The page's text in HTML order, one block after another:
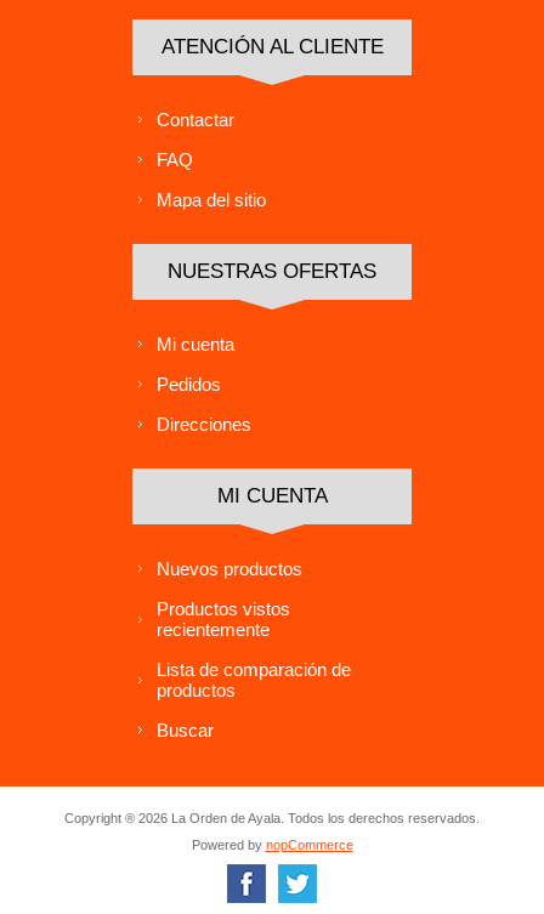
ATENCIÓN AL CLIENTE
Contactar
FAQ
Mapa del sitio
NUESTRAS OFERTAS
Mi cuenta
Pedidos
Direcciones
MI CUENTA
Nuevos productos
Productos vistos
recientemente
Lista de comparación de
productos
Buscar
Copyright ® 2026 La Orden de Ayala. Todos los derechos reservados.
Powered by nopCommerce